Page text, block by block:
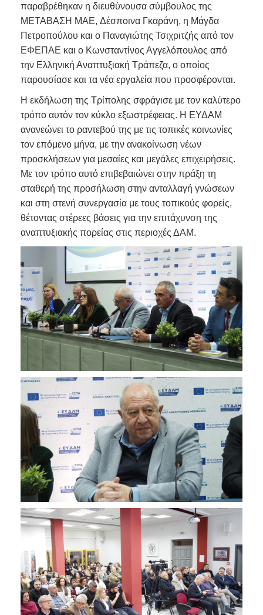
παραβρέθηκαν η διευθύνουσα σύμβουλος της
ΜΕΤΑΒΑΣΗ ΜΑΕ, Δέσποινα Γκαράνη, η Μάγδα
Πετροπούλου και ο Παναγιώτης Τσιχριτζής από τον
ΕΦΕΠΑΕ και ο Κωνσταντίνος Αγγελόπουλος από
την Ελληνική Αναπτυξιακή Τράπεζα, ο οποίος
παρουσίασε και τα νέα εργαλεία που προσφέρονται.
Η εκδήλωση της Τρίπολης σφράγισε με τον καλύτερο
τρόπο αυτόν τον κύκλο εξωστρέφειας. Η ΕΥΔΑΜ
ανανεώνει το ραντεβού της με τις τοπικές κοινωνίες
τον επόμενο μήνα, με την ανακοίνωση νέων
προσκλήσεων για μεσαίες και μεγάλες επιχειρήσεις.
Με τον τρόπο αυτό επιβεβαιώνει στην πράξη τη
σταθερή της προσήλωση στην ανταλλαγή γνώσεων
και στη στενή συνεργασία με τους τοπικούς φορείς,
θέτοντας στέρεες βάσεις για την επιτάχυνση της
αναπτυξιακής πορείας στις περιοχές ΔΑΜ.